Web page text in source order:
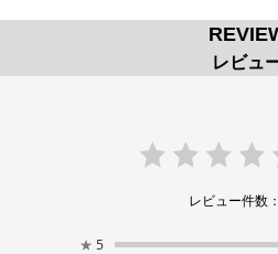
レビュ
レビュー件数
★ 5